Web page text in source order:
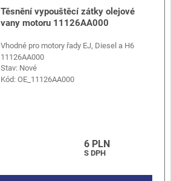
Těsnění vypouštěcí zátky olejové
vany motoru 11126AA000
Vhodné pro motory řady EJ, Diesel a H6
11126AA000
Stav: Nové
Kód:OE_11126AA000
6 PLN
S DPH